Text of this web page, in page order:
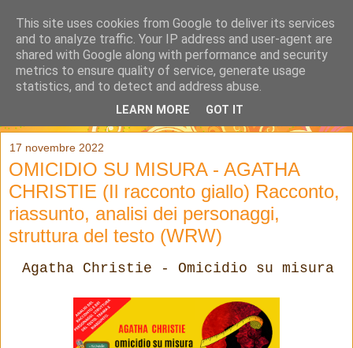
17 novembre 2022
OMICIDIO SU MISURA - AGATHA
CHRISTIE (Il racconto giallo) Racconto,
riassunto, analisi dei personaggi,
struttura del testo (WRW)
Agatha Christie - Omicidio su misura
This site uses cookies from Google to deliver its services
and to analyze traffic. Your IP address and user-agent are
shared with Google along with performance and security
metrics to ensure quality of service, generate usage
statistics, and to detect and address abuse.
LEARN MORE GOT IT